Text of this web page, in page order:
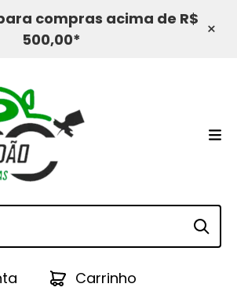
compras acima de R$
500,00*
×
Carrinho